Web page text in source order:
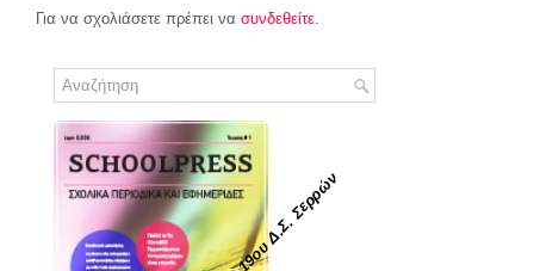
Για να σχολιάσετε πρέπει να συνδεθείτε.